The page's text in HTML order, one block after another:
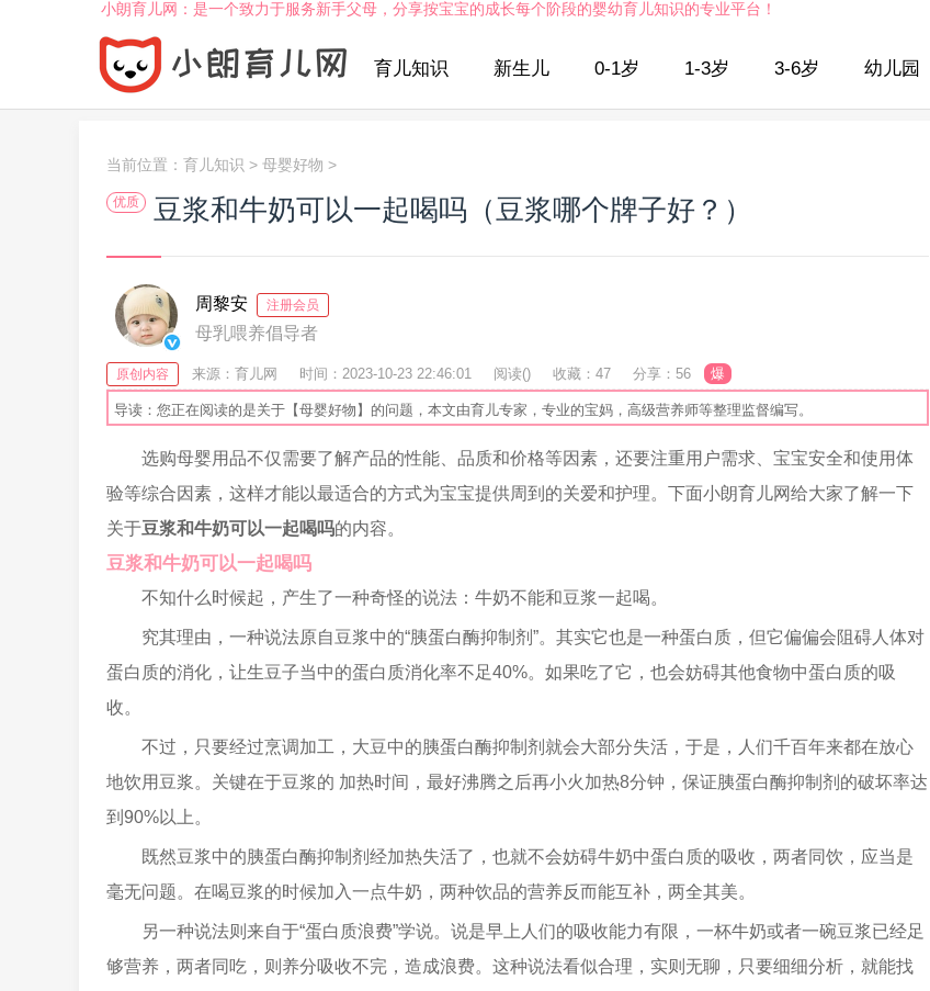
小朗育儿网：是一个致力于服务新手父母，分享按宝宝的成长每个阶段的婴幼育儿知识的专业平台！
育儿知识 新生儿 0-1岁 1-3岁 3-6岁 幼儿园
当前位置： 育儿知识 > 母婴好物 >
优质 豆浆和牛奶可以一起喝吗（豆浆哪个牌子好？）
周黎安 注册会员
母乳喂养倡导者
原创内容 来源：育儿网 时间：2023-10-23 22:46:01 阅读() 收藏：47 分享：56 爆
导读：您正在阅读的是关于【母婴好物】的问题，本文由育儿专家，专业的宝妈，高级营养师等整理监督编写。
选购母婴用品不仅需要了解产品的性能、品质和价格等因素，还要注重用户需求、宝宝安全和使用体
验等综合因素，这样才能以最适合的方式为宝宝提供周到的关爱和护理。下面小朗育儿网给大家了解一下
关于豆浆和牛奶可以一起喝吗的内容。
豆浆和牛奶可以一起喝吗
不知什么时候起，产生了一种奇怪的说法：牛奶不能和豆浆一起喝。
究其理由，一种说法原自豆浆中的“胰蛋白酶抑制剂”。其实它也是一种蛋白质，但它偏偏会阻碍人体对
蛋白质的消化，让生豆子当中的蛋白质消化率不足40%。如果吃了它，也会妨碍其他食物中蛋白质的吸
收。
不过，只要经过烹调加工，大豆中的胰蛋白酶抑制剂就会大部分失活，于是，人们千百年来都在放心
地饮用豆浆。关键在于豆浆的 加热时间，最好沸腾之后再小火加热8分钟，保证胰蛋白酶抑制剂的破坏率达
到90%以上。
既然豆浆中的胰蛋白酶抑制剂经加热失活了，也就不会妨碍牛奶中蛋白质的吸收，两者同饮，应当是
毫无问题。在喝豆浆的时候加入一点牛奶，两种饮品的营养反而能互补，两全其美。
另一种说法则来自于“蛋白质浪费”学说。说是早上人们的吸收能力有限，一杯牛奶或者一碗豆浆已经足
够营养，两者同吃，则养分吸收不完，造成浪费。这种说法看似合理，实则无聊，只要细细分析，就能找